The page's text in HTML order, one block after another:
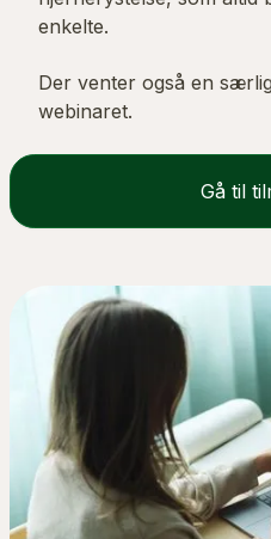
enkelte.
Der venter også en
webinaret.
Gå til